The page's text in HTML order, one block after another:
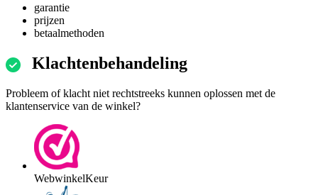
garantie
prijzen
betaalmethoden
Klachtenbehandeling
Probleem of klacht niet rechtstreeks kunnen oplossen met de
klantenservice van de winkel?
WebwinkelKeur